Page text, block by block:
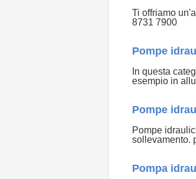
Ti offriamo
8731 7900
Pompe
In questa
esempio in
Pompe
Pompe
sollevamento.
Pompa